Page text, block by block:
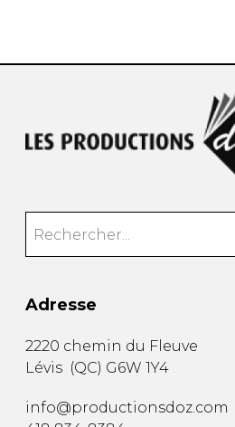
Adresse
2220 chemin du Fleuve
Lévis (QC) G6W 1Y4
info@productionsdoz.com